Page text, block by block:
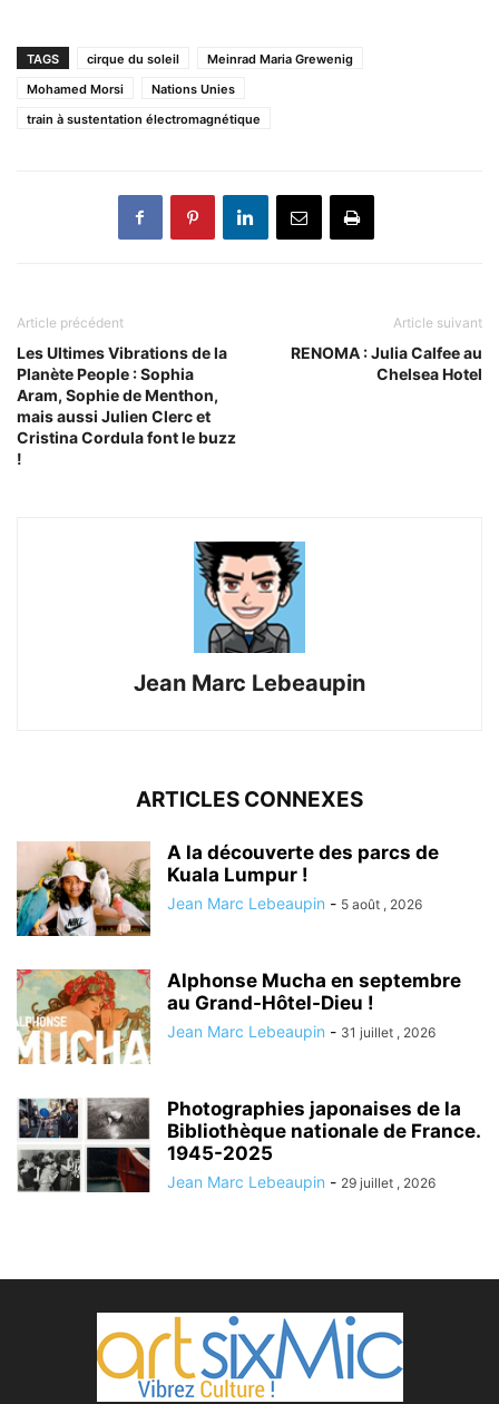
TAGS cirque du soleil
Meinrad Maria Grewenig
Mohamed Morsi
Nations Unies
train à sustentation électromagnétique
Article précédent
Les Ultimes Vibrations de la
Planète People : Sophia
Aram, Sophie de Menthon,
mais aussi Julien Clerc et
Cristina Cordula font le buzz
!
Article suivant
RENOMA : Julia Calfee au
Chelsea Hotel
Jean Marc Lebeaupin
ARTICLES CONNEXES
A la découverte des parcs de
Kuala Lumpur !
Jean Marc Lebeaupin - 5 août , 2026
Alphonse Mucha en septembre
au Grand-Hôtel-Dieu !
Jean Marc Lebeaupin - 31 juillet , 2026
Photographies japonaises de la
Bibliothèque nationale de France.
1945-2025
Jean Marc Lebeaupin - 29 juillet , 2026